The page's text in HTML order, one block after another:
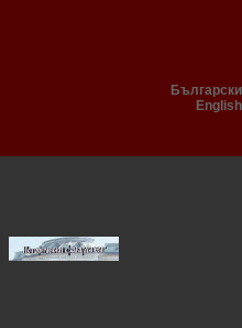
Български
English